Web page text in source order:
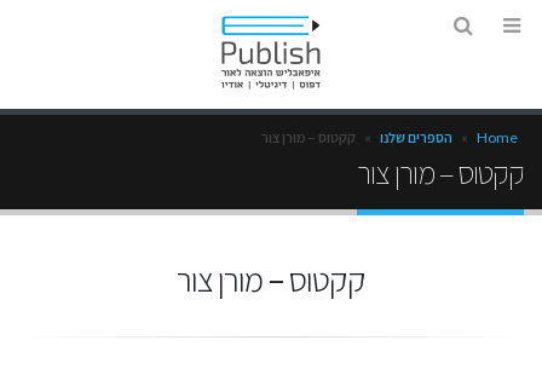
Home
» הספרים שלנו » קקטוס – מורן צור
קקטוס – מורן צור
קקטוס – מורן צור